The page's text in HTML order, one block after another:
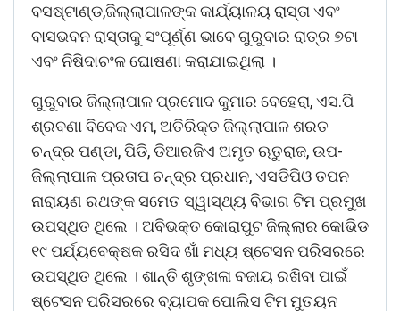
ବସଷ୍ଟାଣ୍ଡ,ଜିଲ୍ଲାପାଳଙ୍କ କାର୍ଯ୍ୟାଳୟ ରାସ୍ତା ଏବଂ
ବାସଭବନ ରାସ୍ତାକୁ ସଂପୂର୍ଣ୍ଣ ଭାବେ ଗୁରୁବାର ରାତ୍ର ୭ଟା
ଏବଂ ନିଷିଦାଚଂଳ ଘୋଷଣା କରାଯାଇଥିଲା ।
ଗୁରୁବାର ଜିଲ୍ଲାପାଳ ପ୍ରମୋଦ କୁମାର ବେହେରା, ଏସ.ପି
ଶ୍ରବଣା ବିବେକ ଏମ, ଅତିରିକ୍ତ ଜିଲ୍ଲାପାଳ ଶରତ
ଚନ୍ଦ୍ର ପଣ୍ଡା, ପିଡି, ଡିଆରଜିଏ ଅମୃତ ଋତୁରାଜ, ଉପ-
ଜିଲ୍ଲାପାଳ ପ୍ରତାପ ଚନ୍ଦ୍ର ପ୍ରଧାନ, ଏସଡିପିଓ ତପନ
ନାରାୟଣ ରଥଙ୍କ ସମେତ ସ୍ୱାସ୍ଥ୍ୟ ବିଭାଗ ଟିମ ପ୍ରମୁଖ
ଉପସ୍ଥିତ ଥିଲେ । ଅବିଭକ୍ତ କୋରାପୁଟ ଜିଲ୍ଲାର କୋଭିଡ
୧୯ ପର୍ଯ୍ୟବେକ୍ଷକ ରସିଦ ଖାଁ ମଧ୍ୟ ଷ୍ଟେସନ ପରିସରରେ
ଉପସ୍ଥିତ ଥିଲେ । ଶାନ୍ତି ଶୃଙ୍ଖଳା ବଜାୟ ରଖିବା ପାଇଁ
ଷ୍ଟେସନ ପରିସରରେ ବ୍ୟାପକ ପୋଲିସ ଟିମ ମୁତୟନ